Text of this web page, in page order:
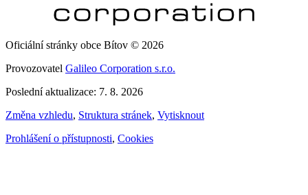
Oficiální stránky obce Bítov © 2026
Provozovatel Galileo Corporation s.r.o.
Poslední aktualizace: 7. 8. 2026
Změna vzhledu, Struktura stránek, Vytisknout
Prohlášení o přístupnosti, Cookies